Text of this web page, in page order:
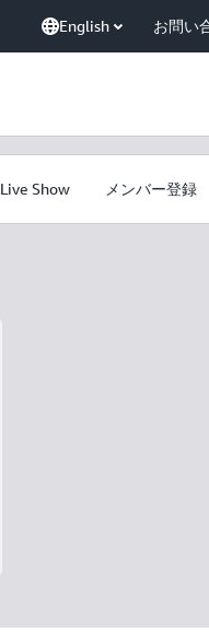
English お問い
Show メンバー登録